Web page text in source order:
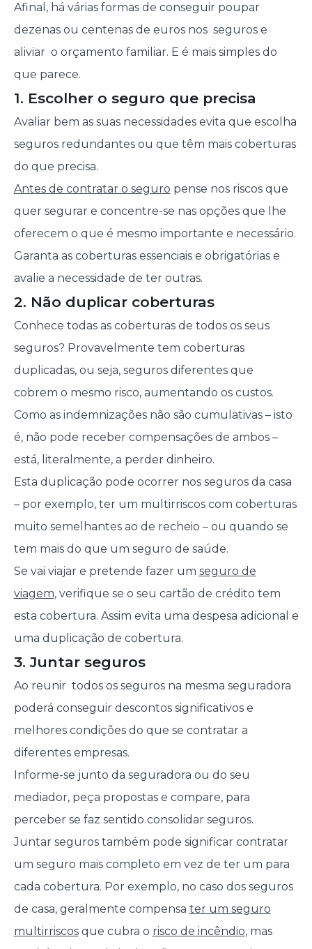
Afinal, há várias formas de conseguir poupar
dezenas ou centenas de euros nos seguros e
aliviar o orçamento familiar. E é mais simples do
que parece.
1. Escolher o seguro que precisa
Avaliar bem as suas necessidades evita que escolha
seguros redundantes ou que têm mais coberturas
do que precisa.
Antes de contratar o seguro pense nos riscos que
quer segurar e concentre-se nas opções que lhe
oferecem o que é mesmo importante e necessário.
Garanta as coberturas essenciais e obrigatórias e
avalie a necessidade de ter outras.
2. Não duplicar coberturas
Conhece todas as coberturas de todos os seus
seguros? Provavelmente tem coberturas
duplicadas, ou seja, seguros diferentes que
cobrem o mesmo risco, aumentando os custos.
Como as indemnizações não são cumulativas – isto
é, não pode receber compensações de ambos –
está, literalmente, a perder dinheiro.
Esta duplicação pode ocorrer nos seguros da casa
– por exemplo, ter um multirriscos com coberturas
muito semelhantes ao de recheio – ou quando se
tem mais do que um seguro de saúde.
Se vai viajar e pretende fazer um seguro de
viagem, verifique se o seu cartão de crédito tem
esta cobertura. Assim evita uma despesa adicional e
uma duplicação de cobertura.
3. Juntar seguros
Ao reunir todos os seguros na mesma seguradora
poderá conseguir descontos significativos e
melhores condições do que se contratar a
diferentes empresas.
Informe-se junto da seguradora ou do seu
mediador, peça propostas e compare, para
perceber se faz sentido consolidar seguros.
Juntar seguros também pode significar contratar
um seguro mais completo em vez de ter um para
cada cobertura. Por exemplo, no caso dos seguros
de casa, geralmente compensa ter um seguro
multirriscosque cubra o risco de incêndio, mas